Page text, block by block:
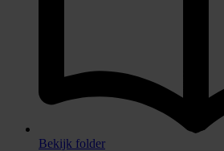
Bekijk folder